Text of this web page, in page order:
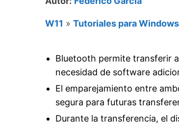
W11 » Tutoriales para Windows
Bluetooth permite transferir
necesidad de software
El emparejamiento entre
segura para futuras
Durante la transferencia, el